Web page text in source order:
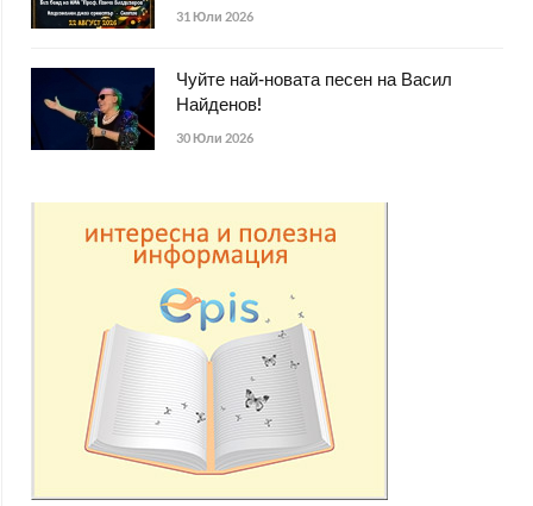
31 Юли 2026
Чуйте най-новата песен на Васил
Найденов!
30 Юли 2026